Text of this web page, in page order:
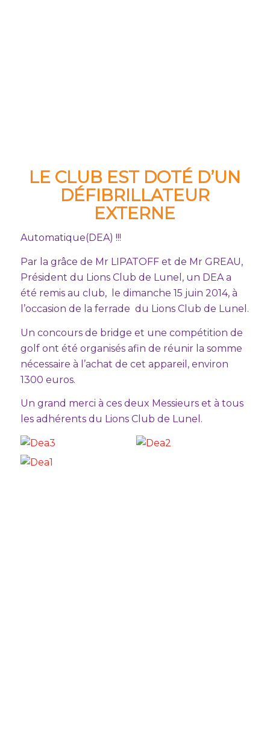
LE CLUB EST DOTÉ D’UN
DÉFIBRILLATEUR
EXTERNE
Automatique(DEA) !!!
Par la grâce de Mr LIPATOFF et de Mr GREAU,
Président du Lions Club de Lunel, un DEA a
été remis au club, le dimanche 15 juin 2014, à
l’occasion de la ferrade du Lions Club de Lunel.
Un concours de bridge et une compétition de
golf ont été organisés afin de réunir la somme
nécessaire à l’achat de cet appareil, environ
1300 euros.
Un grand merci à ces deux Messieurs et à tous
les adhérents du Lions Club de Lunel.